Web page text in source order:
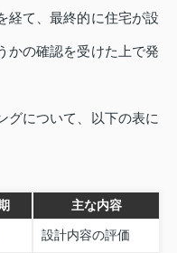
経て、最終的に住宅が設
かの確認を受けた上で発
グについて、以下の表に
主な内容
設計内容の評価